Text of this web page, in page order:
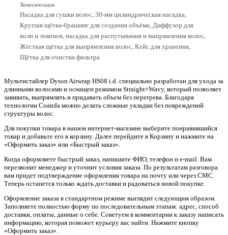
Комплектация
Насадка для сушки волос, 30-мм цилиндрическая насадка,
Круглая щётка-брашинг для создания объёма, Диффузор для
волн и локонов, насадка для распутывания и выпрямления волос,
Жёсткая щётка для выпрямления волос, Кейс для хранения,
Щётка для очистки фильтра
Мультистайлер Dyson Airwrap HS08 i.d. специально разработан для ухода за
длинными волосами и оснащен режимом Straight+Wavy, который позволяет
завивать, выпрямлять и придавать объем без перегрева. Благодаря
технологии Coanda можно делать сложные укладки без повреждений
структуры волос.
Для покупки товара в нашем интернет-магазине выберите понравившийся
товар и добавьте его в корзину. Далее перейдите в Корзину и нажмите на
«Оформить заказ» или «Быстрый заказ».
Когда оформляете быстрый заказ, напишите ФИО, телефон и e-mail. Вам
перезвонит менеджер и уточнит условия заказа. По результатам разговора
вам придет подтверждение оформления товара на почту или через СМС.
Теперь останется только ждать доставки и радоваться новой покупке.
Оформление заказа в стандартном режиме выглядит следующим образом.
Заполняете полностью форму по последовательным этапам: адрес, способ
доставки, оплаты, данные о себе. Советуем в комментарии к заказу написать
информацию, которая поможет курьеру вас найти. Нажмите кнопку
«Оформить заказ».